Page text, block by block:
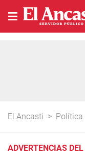
El Ancasti > Política
ADVERTENCIAS